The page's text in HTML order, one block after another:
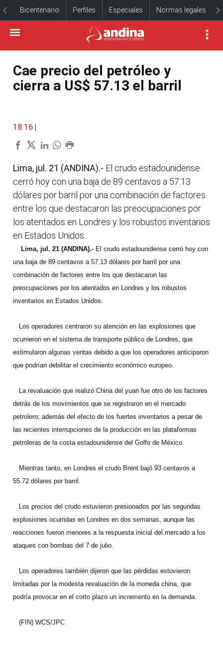
Bicentenario Perfiles Especiales Normas legales
Cae precio del petróleo y
cierra a US$ 57.13 el barril
18:16 |
Lima, jul. 21 (ANDINA).- El crudo estadounidense
cerró hoy con una baja de 89 centavos a 57.13
dólares por barril por una combinación de factores
entre los que destacaron las preocupaciones por
los atentados en Londres y los robustos inventarios
en Estados Unidos.
Lima, jul. 21 (ANDINA).- El crudo estadounidense cerró hoy con
una baja de 89 centavos a 57.13 dólares por barril por una
combinación de factores entre los que destacaron las
preocupaciones por los atentados en Londres y los robustos
inventarios en Estados Unidos.
Los operadores centraron su atención en las explosiones que
ocurrieron en el sistema de transporte público de Londres, que
estimularon algunas ventas debido a que los operadores anticiparon
que podrían debilitar el crecimiento económico europeo.
La revaluación que realizó China del yuan fue otro de los factores
detrás de los movimientos que se registraron en el mercado
petrolero; además del efecto de los fuertes inventarios a pesar de
las recientes interrupciones de la producción en las plataformas
petroleras de la costa estadounidense del Golfo de México.
Mientras tanto, en Londres el crudo Brent bajó 93 centavos a
55.72 dólares por barril.
Los precios del crudo estuvieron presionados por las segundas
explosiones ocurridas en Londres en dos semanas, aunque las
reacciones fueron menores a la respuesta inicial del mercado a los
ataques con bombas del 7 de julio.
Los operadores también dijeron que las pérdidas estuvieron
limitadas por la modesta revaluación de la moneda china, que
podría provocar en el corto plazo un incremento en la demanda.
(FIN) WCS/JPC